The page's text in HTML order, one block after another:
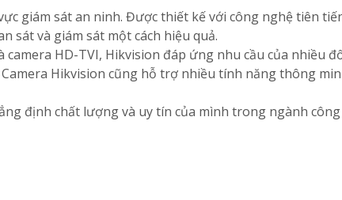
giám sát an ninh. Được thiết kế với công nghệ tiên
sát và giám sát một cách hiệu quả.
camera HD-TVI, Hikvision đáp ứng nhu cầu của nhiều
Hikvision cũng hỗ trợ nhiều tính năng thông
định chất lượng và uy tín của mình trong ngành